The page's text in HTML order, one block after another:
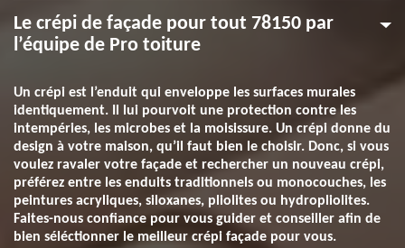
Le crépi de façade pour tout 78150 par
l’équipe de Pro toiture
Un crépi est l’enduit qui enveloppe les surfaces murales
identiquement. Il lui pourvoit une protection contre les
intempéries, les microbes et la moisissure. Un crépi donne du
design à votre maison, qu’il faut bien le choisir. Donc, si vous
voulez ravaler votre façade et rechercher un nouveau crépi,
préférez entre les enduits traditionnels ou monocouches, les
peintures acryliques, siloxanes, pliolites ou hydropliolites.
Faites-nous confiance pour vous guider et conseiller afin de
bien séléctionner le meilleur crépi façade pour vous.